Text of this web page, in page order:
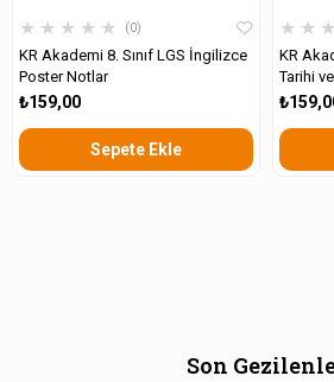
★ ★ ★ ★ ★ 0
KR Akademi 8. Sınıf LGS İngilizce
Poster Notlar
₺159,00
Sepete Ekle
★ ★ ★
KR
Tarihi
ve
Son